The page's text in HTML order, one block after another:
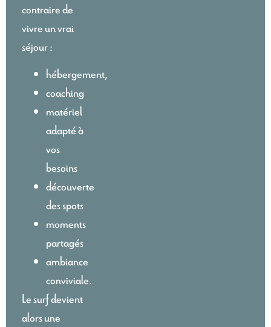
contraire de
vivre un vrai
séjour :
hébergement,
coaching
matériel
adapté à
vos
besoins
découverte
des spots
moments
partagés
ambiance
conviviale.
Le surf devient
alors une